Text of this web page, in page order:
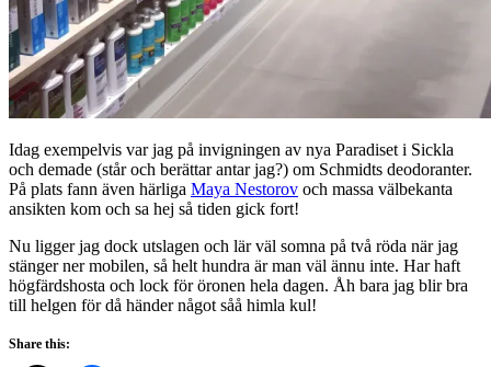
Idag exempelvis var jag på invigningen av nya Paradiset i Sickla
och demade (står och berättar antar jag?) om Schmidts deodoranter.
På plats fann även härliga Maya Nestorov och massa välbekanta
ansikten kom och sa hej så tiden gick fort!
Nu ligger jag dock utslagen och lär väl somna på två röda när jag
stänger ner mobilen, så helt hundra är man väl ännu inte. Har haft
högfärdshosta och lock för öronen hela dagen. Åh bara jag blir bra
till helgen för då händer något såå himla kul!
Share this: